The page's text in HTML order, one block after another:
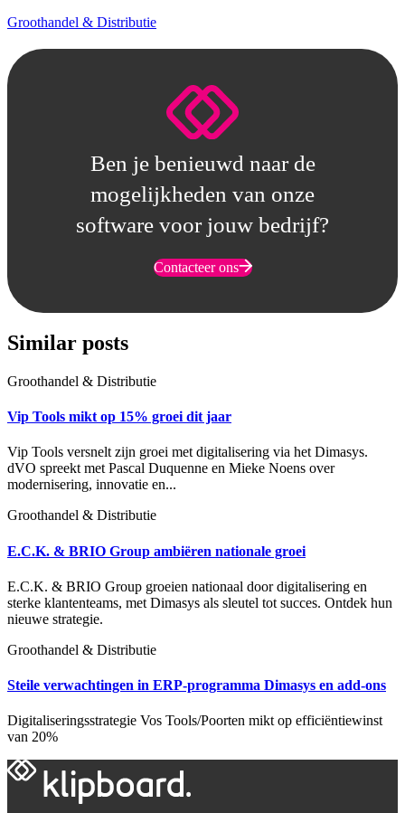
Groothandel & Distributie
Ben je benieuwd naar de
mogelijkheden van onze
software voor jouw bedrijf?
Contacteer ons
Similar posts
Groothandel & Distributie
Vip Tools mikt op 15% groei dit jaar
Vip Tools versnelt zijn groei met digitalisering via het Dimasys.
dVO spreekt met Pascal Duquenne en Mieke Noens over
modernisering, innovatie en...
Groothandel & Distributie
E.C.K. & BRIO Group ambiëren nationale groei
E.C.K. & BRIO Group groeien nationaal door digitalisering en
sterke klantenteams, met Dimasys als sleutel tot succes. Ontdek hun
nieuwe strategie.
Groothandel & Distributie
Steile verwachtingen in ERP-programma Dimasys en add-ons
Digitaliseringsstrategie Vos Tools/Poorten mikt op efficiëntiewinst
van 20%